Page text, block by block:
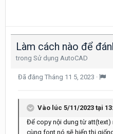
trong Sử dụng AutoCAD
Đã đăng Tháng 11 5, 2023 ·
Vào lúc 5/11/2023 tại
Để copy nội dung từ att(text)
cùng font nó sẽ hiển thị